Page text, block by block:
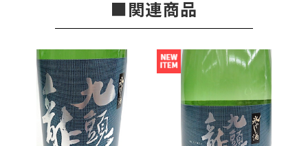
関連商品